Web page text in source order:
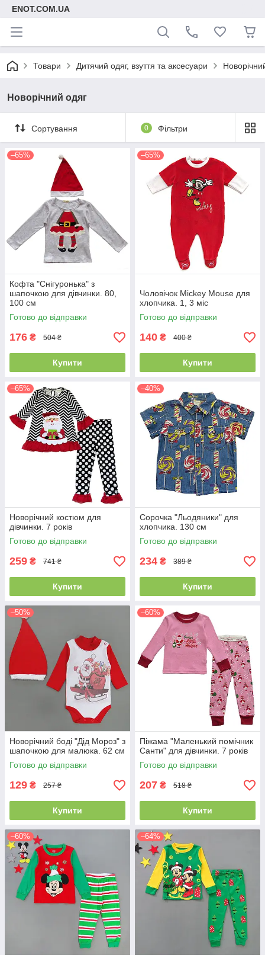
ENOT.COM.UA
Товари Дитячий одяг, взуття та аксесуари
Новорічний одяг
Сортування 0 Фільтри
–65%
Кофта "Снігуронька" з
шапочкою для дівчинки. 80,
100 см
Готово до відправки
176 ₴ 504 ₴
Купити
–65%
Чоловічок Mickey Mouse для
хлопчика. 1, 3 міс
Готово до відправки
140 ₴ 400 ₴
Купити
–65%
Новорічний костюм для
дівчинки. 7 років
Готово до відправки
259 ₴ 741 ₴
Купити
–40%
Сорочка "Льодяники" для
хлопчика. 130 см
Готово до відправки
234 ₴ 389 ₴
Купити
–50%
Новорічний боді "Дід Мороз" з
шапочкою для малюка. 62 см
Готово до відправки
129 ₴ 257 ₴
Купити
–60%
Піжама "Маленький помічник
Санти" для дівчинки. 7 років
Готово до відправки
207 ₴ 518 ₴
Купити
–60% –64%